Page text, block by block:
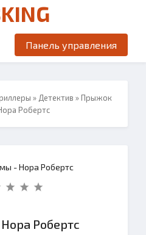
KING
Панель управления
» Детектив » Прыжок
Робертс
Робертс